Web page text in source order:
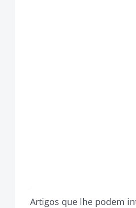
Artigos que lhe podem